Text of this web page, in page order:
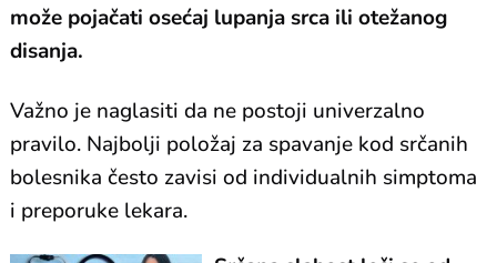
može pojačati osećaj lupanja srca ili otežanog
disanja.
Važno je naglasiti da ne postoji univerzalno
pravilo. Najbolji položaj za spavanje kod srčanih
bolesnika često zavisi od individualnih simptoma
i preporuke lekara.